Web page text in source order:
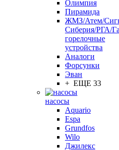
Олимпия
Пирамида
ЖМЗ/Атем/
Сиберия/РГА/
горелочные
устройства
Aналоги
Форсунки
Эван
+ ЕЩЕ 33
насосы
Aquario
Espa
Grundfos
Wilo
Джилекс